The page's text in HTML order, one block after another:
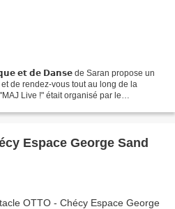
𝗲𝘁 𝗱𝗲 𝗗𝗮𝗻𝘀𝗲 de Saran propose un
de rendez-vous tout au long de la
Live !" était organisé par le
Espace George Sand